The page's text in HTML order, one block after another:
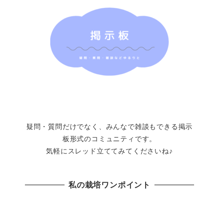
疑問・質問だけでなく、みんなで雑談もできる掲示
板形式のコミュニティです。
気軽にスレッド立ててみてくださいね♪
私の栽培ワンポイント